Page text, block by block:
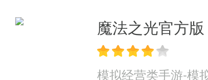
魔法之光官方版
模拟经营类手游-模